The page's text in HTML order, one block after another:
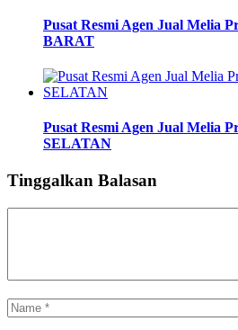
Pusat Resmi Agen Jual Melia
BARAT
Pusat Resmi Agen Jual Melia
SELATAN
Tinggalkan Balasan